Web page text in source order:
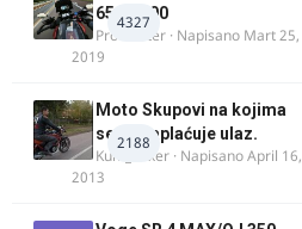
4327
650/1000
ProMaster · Napisano Mart 25,
2019
2188
Moto Skupovi na kojima
se ne naplaćuje ulaz.
Kum_Mixer · NapisanoApril 16,
2013